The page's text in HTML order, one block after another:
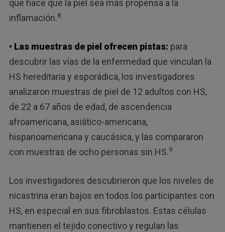
que hace que la piel sea más propensa a la
inflamación.8
• Las muestras de piel ofrecen pistas: para
descubrir las vías de la enfermedad que vinculan la
HS hereditaria y esporádica, los investigadores
analizaron muestras de piel de 12 adultos con HS,
de 22 a 67 años de edad, de ascendencia
afroamericana, asiático-americana,
hispanoamericana y caucásica, y las compararon
con muestras de ocho personas sin HS.9
Los investigadores descubrieron que los niveles de
nicastrina eran bajos en todos los participantes con
HS, en especial en sus fibroblastos. Estas células
mantienen el tejido conectivo y regulan las